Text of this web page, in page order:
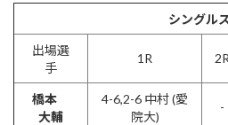
シングル
出場選
手
1R 2R
橋本
大輔
4-6,2-6 中村 (愛
院大)
-